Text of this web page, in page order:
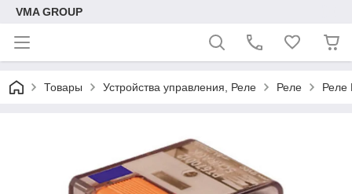
VMA GROUP
Товары Устройства управления, Реле Реле Реле